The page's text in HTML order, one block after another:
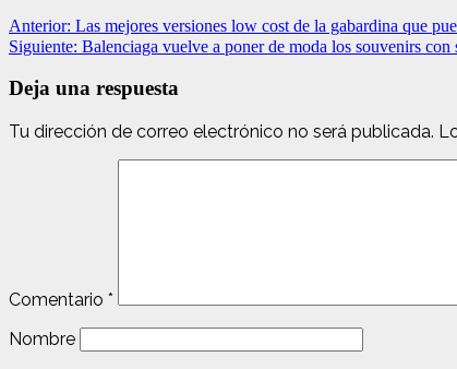
Anterior: Las mejores versiones low cost de la gabardina que
Siguiente: Balenciaga vuelve a poner de moda los souvenirs con
Deja una respuesta
Tu dirección de correo electrónico no será publicada.
Comentario *
Nombre